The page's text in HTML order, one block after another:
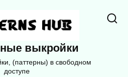
выкройки
(паттерны) в свободном
доступе